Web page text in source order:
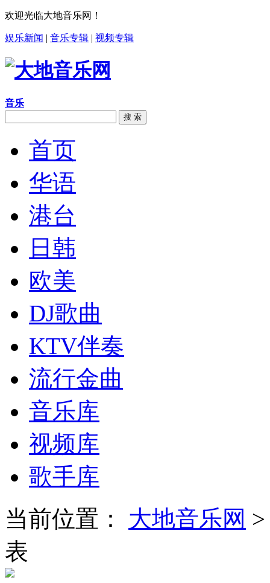
欢迎光临大地音乐网！
娱乐新闻 | 音乐专辑 | 视频专辑
音乐
搜 索
首页
华语
港台
日韩
欧美
DJ歌曲
KTV伴奏
流行金曲
音乐库
视频库
歌手库
当前位置：
大地音乐网
表